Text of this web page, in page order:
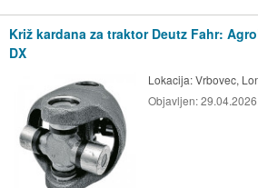
Križ kardana za traktor Deutz Fahr:
DX
Lokacija:Vrbovec,
Objavljen:29.04.2026.